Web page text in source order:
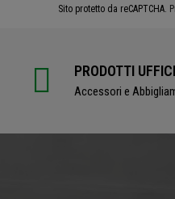
Sito protetto da reCAPTCHA.
PRODOTTI
Accessori e